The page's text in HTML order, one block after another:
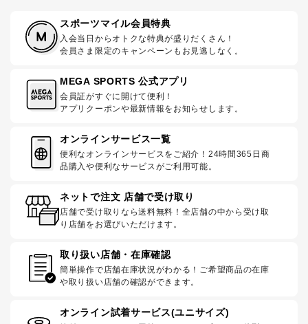
スポーツマイル会員特典
入会当日からオトクな特典が盛りだくさん！
会員さま限定のキャンペーンもお見逃しなく。
MEGA SPORTS 公式アプリ
会員証がすぐに開けて便利！
アプリクーポンや最新情報をお知らせします。
オンラインサービス一覧
便利なオンラインサービスをご紹介！24時間365日商
品購入や便利なサービスがご利用可能。
ネットで注文 店舗で受け取り
店舗で受け取りなら送料無料！全店舗の中から受け取
り店舗をお選びいただけます。
取り扱い店舗・在庫確認
簡単操作で店舗在庫状況がわかる！ご希望商品の在庫
や取り扱い店舗の確認ができます。
オンライン試着サービス(ユニサイズ)